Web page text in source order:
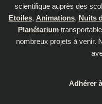
scientifique auprès des
Etoiles, Animations, Nuits
Planétarium
nombreux projets à venir.
Adhérer